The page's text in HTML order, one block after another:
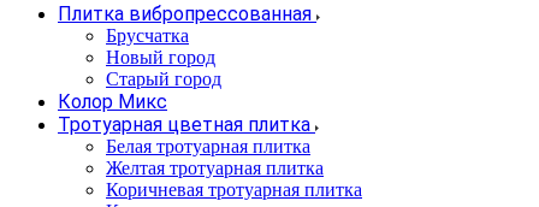
Плитка вибропрессованная
Брусчатка
Новый город
Старый город
Колор Микс
Тротуарная цветная плитка
Белая тротуарная плитка
Желтая тротуарная плитка
Коричневая тротуарная плитка